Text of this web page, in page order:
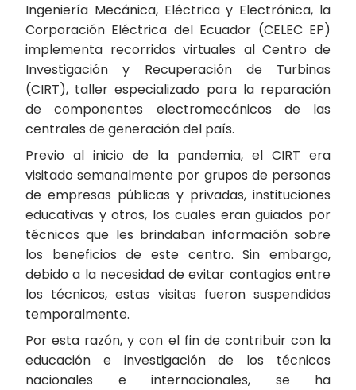
Ingeniería Mecánica, Eléctrica y Electrónica, la
Corporación Eléctrica del Ecuador (CELEC EP)
implementa recorridos virtuales al Centro de
Investigación y Recuperación de Turbinas
(CIRT), taller especializado para la reparación
de componentes electromecánicos de las
centrales de generación del país.
Previo al inicio de la pandemia, el CIRT era
visitado semanalmente por grupos de personas
de empresas públicas y privadas, instituciones
educativas y otros, los cuales eran guiados por
técnicos que les brindaban información sobre
los beneficios de este centro. Sin embargo,
debido a la necesidad de evitar contagios entre
los técnicos, estas visitas fueron suspendidas
temporalmente.
Por esta razón, y con el fin de contribuir con la
educación e investigación de los técnicos
nacionales e internacionales, se ha